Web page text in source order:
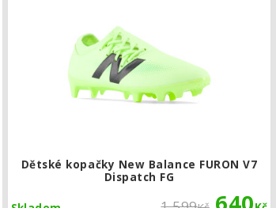
Dětské kopačky New Balance FURON V7
Dispatch FG